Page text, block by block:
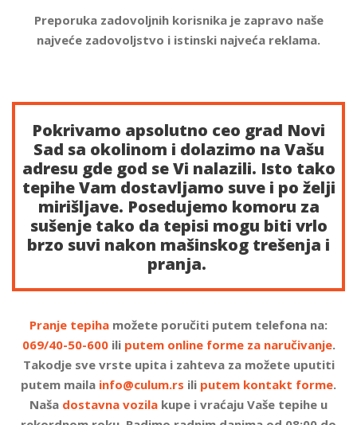
Preporuka zadovoljnih korisnika je zapravo naše
najveće zadovoljstvo i istinski najveća reklama.
Pokrivamo apsolutno ceo grad Novi
Sad sa okolinom i dolazimo na Vašu
adresu gde god se Vi nalazili. Isto tako
tepihe Vam dostavljamo suve i po želji
mirišljave. Posedujemo komoru za
sušenje tako da tepisi mogu biti vrlo
brzo suvi nakon mašinskog trešenja i
pranja.
Pranje tepiha možete poručiti putem telefona na:
069/40-50-600ili putem online forme za naručivanje.
Takodje sve vrste upita i zahteva za možete uputiti
putem maila info@culum.rs ili putem kontakt forme.
Naša dostavna vozila kupe i vraćaju Vaše tepihe u